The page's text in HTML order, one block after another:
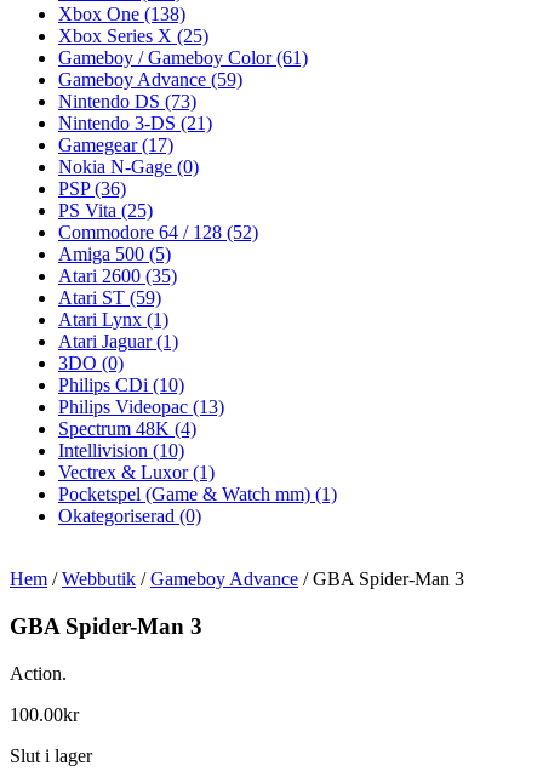
Xbox One (138)
Xbox Series X (25)
Gameboy / Gameboy Color(61)
Gameboy Advance (59)
Nintendo DS (73)
Nintendo 3-DS (21)
Gamegear(17)
Nokia N-Gage (0)
PSP(36)
PS Vita (25)
Commodore 64 / 128 (52)
Amiga 500 (5)
Atari 2600 (35)
Atari ST (59)
Atari Lynx (1)
Atari Jaguar(1)
3DO (0)
Philips CDi (10)
Philips Videopac (13)
Spectrum 48K (4)
Intellivision (10)
Vectrex & Luxor(1)
Pocketspel (Game & Watch mm) (1)
Okategoriserad (0)
Hem /Webbutik /Gameboy Advance / GBA Spider-Man 3
GBA Spider-Man 3
Action.
100.00kr
Slut i lager